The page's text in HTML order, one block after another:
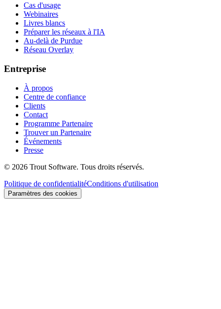
Cas d'usage
Webinaires
Livres blancs
Préparer les réseaux à l'IA
Au-delà de Purdue
Réseau Overlay
Entreprise
À propos
Centre de confiance
Clients
Contact
Programme Partenaire
Trouver un Partenaire
Événements
Presse
© 2026 Trout Software. Tous droits réservés.
Politique de confidentialitéConditions d'utilisation
Paramètres des cookies